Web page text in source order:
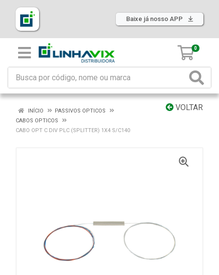
Baixe já nosso APP
0
VOLTAR
INÍCIO
PASSIVOS OPTICOS
CABOS OPTICOS
CABO OPT C DIV PLC (SPLITTER) 1X4 S/C140